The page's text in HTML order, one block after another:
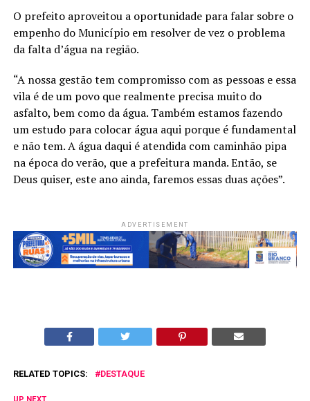
O prefeito aproveitou a oportunidade para falar sobre o
empenho do Município em resolver de vez o problema
da falta d’água na região.
“A nossa gestão tem compromisso com as pessoas e essa
vila é de um povo que realmente precisa muito do
asfalto, bem como da água. Também estamos fazendo
um estudo para colocar água aqui porque é fundamental
e não tem. A água daqui é atendida com caminhão pipa
na época do verão, que a prefeitura manda. Então, se
Deus quiser, este ano ainda, faremos essas duas ações”.
ADVERTISEMENT
RELATED TOPICS: DESTAQUE